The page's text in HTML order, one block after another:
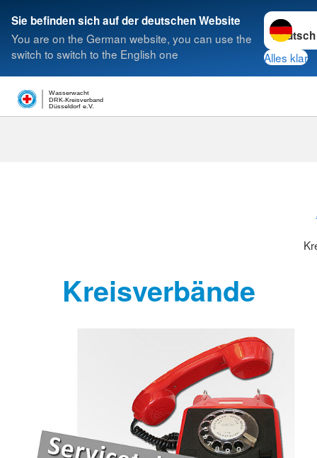
Sie befinden sich auf der deutschen Website
You are on the German website, you can use the
switch to switch to the English one
Sprache
Alles klar
Düsseldorf e.V.
DRK-Kreisverband
Wasserwacht
Suche
Kreisverbände